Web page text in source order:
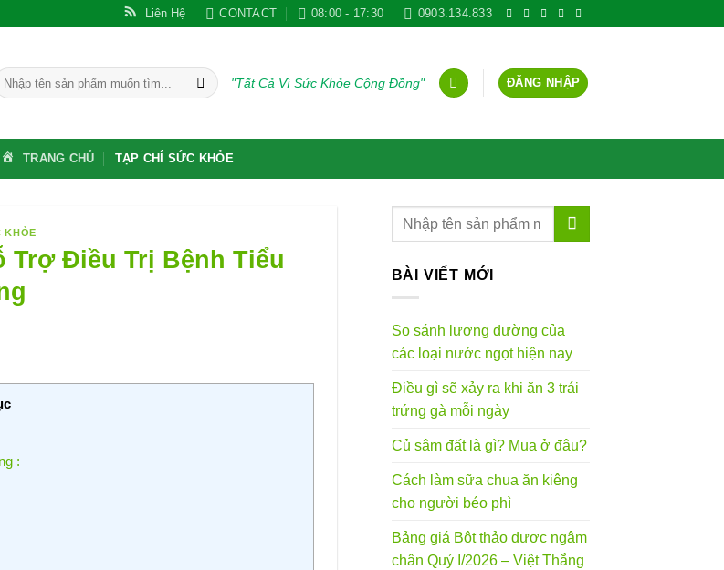
Liên Hệ CONTACT 08:00 - 17:30 0903.134.833
"Tất Cả Vì Sức Khỏe Cộng Đồng" ĐĂNG NHẬP
TRANG CHỦ TẠP CHÍ SỨC KHỎE
KHỎE
Trợ Điều Trị Bệnh Tiểu
:
BÀI VIẾT MỚI
So sánh lượng đường của
các loại nước ngọt hiện nay
Điều gì sẽ xảy ra khi ăn 3 trái
trứng gà mỗi ngày
Củ sâm đất là gì? Mua ở đâu?
Cách làm sữa chua ăn kiêng
cho người béo phì
Bảng giá Bột thảo dược ngâm
chân Quý I/2026 – Việt Thắng